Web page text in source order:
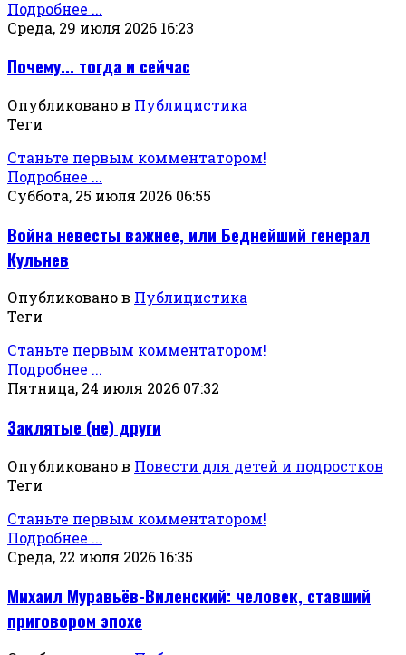
Подробнее ...
Среда, 29 июля 2026 16:23
Почему... тогда и сейчас
Опубликовано в Публицистика
Теги
Станьте первым комментатором!
Подробнее ...
Суббота, 25 июля 2026 06:55
Война невесты важнее, или Беднейший генерал
Кульнев
Опубликовано в Публицистика
Теги
Станьте первым комментатором!
Подробнее ...
Пятница, 24 июля 2026 07:32
Заклятые (не) други
Опубликовано в Повести для детей и подростков
Теги
Станьте первым комментатором!
Подробнее ...
Среда, 22 июля 2026 16:35
Михаил Муравьёв-Виленский: человек, ставший
приговором эпохе